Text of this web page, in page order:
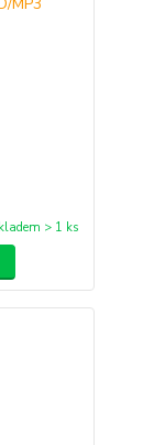
> 1 ks